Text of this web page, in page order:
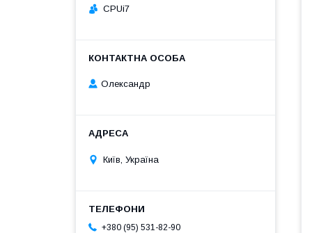
CPUi7
Олександр
Київ, Україна
+380 (95) 531-82-90